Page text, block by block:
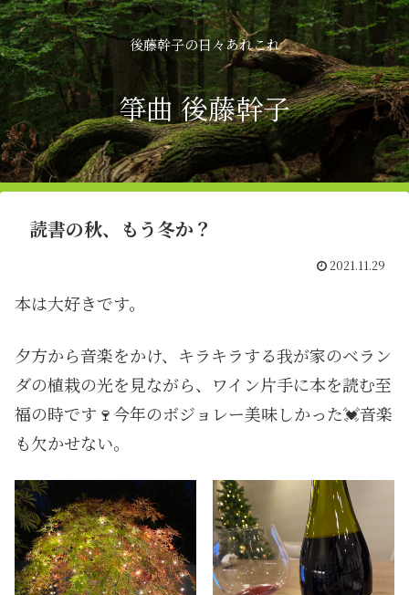
後藤幹子の日々あれこれ
箏曲 後藤幹子
読書の秋、もう冬か？
2021.11.29
本は大好きです。
夕方から音楽をかけ、キラキラする我が家のベラン
ダの植栽の光を見ながら、ワイン片手に本を読む至
福の時です🍷今年のボジョレー美味しかった💓音楽
も欠かせない。